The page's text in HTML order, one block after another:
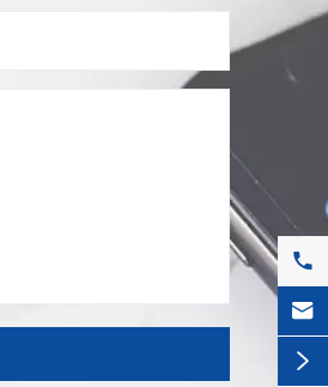


